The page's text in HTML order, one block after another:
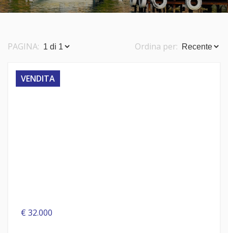
PAGINA: Ordina per:
VENDITA
€ 32.000